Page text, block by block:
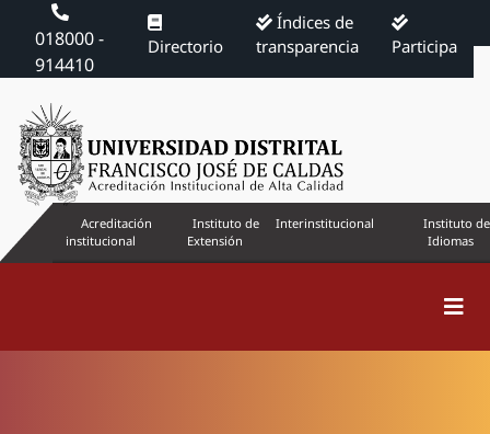
018000 -
914410
Directorio
Índices de
transparencia
Participa
Acreditación
institucional
Instituto de
Extensión
Interinstitucional
Instituto de
Idiomas